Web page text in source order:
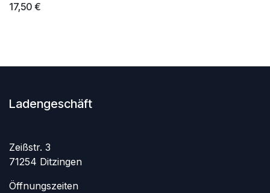
17,50 €
Ladengeschäft
Zeißstr. 3
71254 Ditzingen
Öffnungszeiten